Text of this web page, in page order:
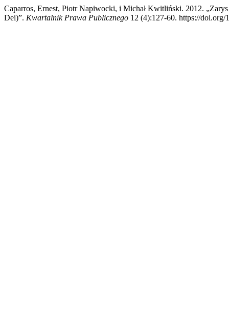
Caparros, Ernest, Piotr Napiwocki, i Michał Kwitliński. 2012.
Dei)”. Kwartalnik Prawa Publicznego 12 (4):127-60. https://